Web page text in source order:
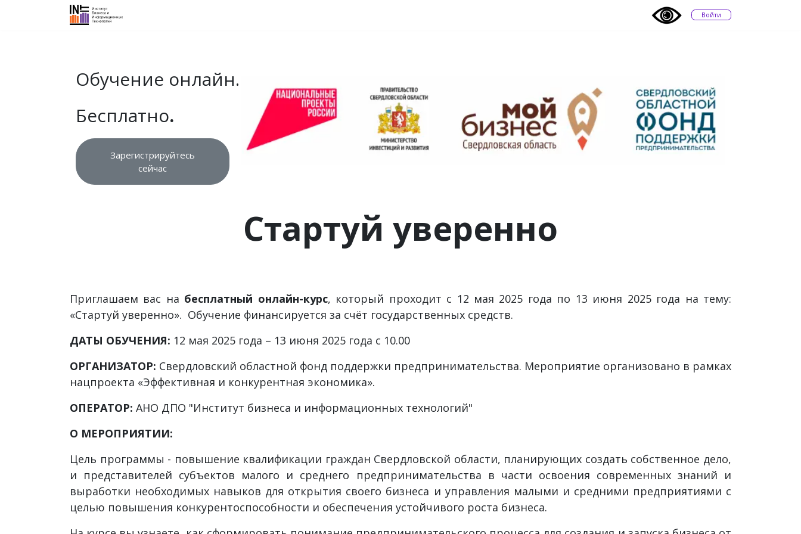
Войти
Обучение онлайн.
Бесплатно.
Зарегистрируйтесь
сейчас
Стартуй уверенно
Приглашаем вас на бесплатный онлайн-курс, который проходит с 12 мая 2025 года по 13 июня 2025 года на тему:
«Стартуй уверенно». Обучение финансируется за счёт государственных средств.
ДАТЫ ОБУЧЕНИЯ: 12 мая 2025 года – 13 июня 2025 года с 10.00
ОРГАНИЗАТОР: Свердловский областной фонд поддержки предпринимательства. Мероприятие организовано в рамках
нацпроекта «Эффективная и конкурентная экономика».
ОПЕРАТОР: АНО ДПО "Институт бизнеса и информационных технологий"
О МЕРОПРИЯТИИ:
Цель программы - повышение квалификации граждан Свердловской области, планирующих создать собственное дело,
и представителей субъектов малого и среднего предпринимательства в части освоения современных знаний и
выработки необходимых навыков для открытия своего бизнеса и управления малыми и средними предприятиями с
целью повышения конкурентоспособности и обеспечения устойчивого роста бизнеса.